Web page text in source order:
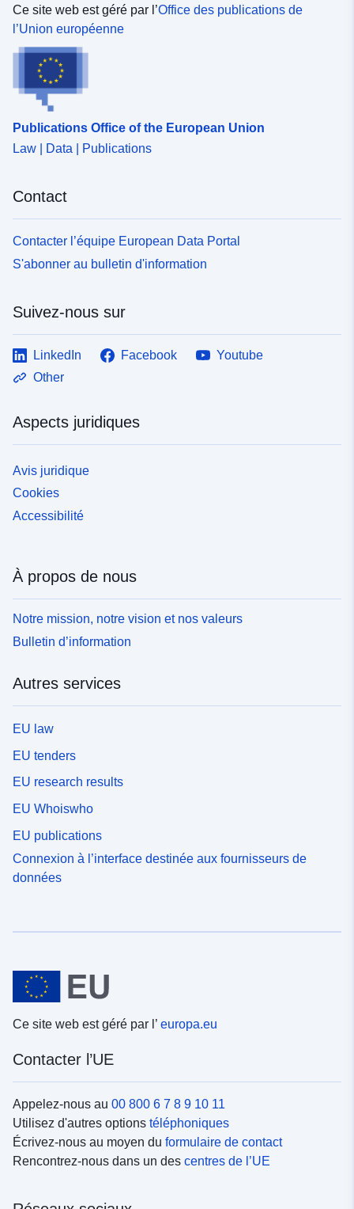
Ce site web est géré par l’Office des publications de
l’Union européenne
Publications Office of the European Union
Law | Data | Publications
Contact
Contacter l’équipe European Data Portal
S'abonner au bulletin d'information
Suivez-nous sur
LinkedIn Facebook
Youtube
Other
Aspects juridiques
Avis juridique
Cookies
Accessibilité
À propos de nous
Notre mission, notre vision et nos valeurs
Bulletin d’information
Autres services
EU law
EU tenders
EU research results
EU Whoiswho
EU publications
Connexion à l’interface destinée aux fournisseurs de
données
Ce site web est géré par l’ europa.eu
Contacter l’UE
Appelez-nous au 00 800 6 7 8 9 10 11
Utilisez d'autres options téléphoniques
Écrivez-nous au moyen du formulaire de contact
Rencontrez-nous dans un des centres de l’UE